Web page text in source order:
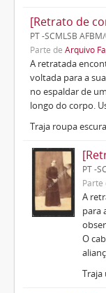
[Retrato de
PT -SCMLSB
Parte de Arquivo
A retratada
voltada para a
no espaldar de
longo do corpo.
Traja roupa
PT -
Parte
A
para
O